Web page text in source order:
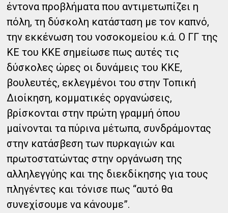
έντονα προβλήματα που αντιμετωπίζει η
πόλη, τη δύσκολη κατάσταση με τον καπνό,
την εκκένωση του νοσοκομείου κ.ά. Ο ΓΓ της
ΚΕ του ΚΚΕ σημείωσε πως αυτές τις
δύσκολες ώρες οι δυνάμεις του ΚΚΕ,
βουλευτές, εκλεγμένοι του στην Τοπική
Διοίκηση, κομματικές οργανώσεις,
βρίσκονται στην πρώτη γραμμή όπου
μαίνονται τα πύρινα μέτωπα, συνδράμοντας
στην κατάσβεση των πυρκαγιών και
πρωτοστατώντας στην οργάνωση της
αλληλεγγύης και της διεκδίκησης για τους
πληγέντες και τόνισε πως “αυτό θα
συνεχίσουμε να κάνουμε”.